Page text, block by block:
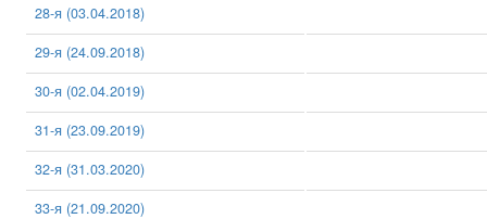
28-я (03.04.2018)
29-я (24.09.2018)
30-я (02.04.2019)
31-я (23.09.2019)
32-я (31.03.2020)
33-я (21.09.2020)